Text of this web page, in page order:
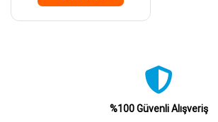
%100 Güvenli Alışveriş